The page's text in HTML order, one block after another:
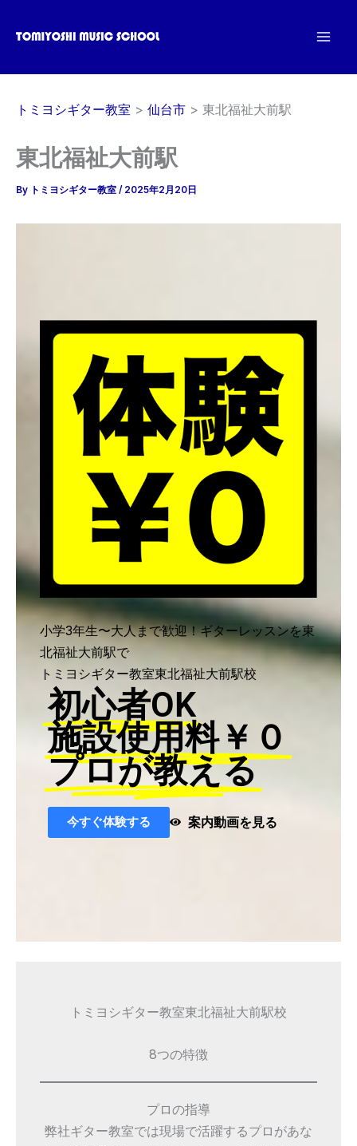
ス
トミヨシギター教室 仙台市 東北福祉大前駅
東北福祉大前駅
By トミヨシギター教室 / 2025年2月20日
小学3年生〜大人まで歓迎！ギターレッスンを東
北福祉大前駅で
トミヨシギター教室東北福祉大前駅校
初心者OK
施設使用料￥０
プロが教える
今すぐ体験する 案内動画を見る
トミヨシギター教室東北福祉大前駅校
8つの特徴
プロの指導
弊社ギター教室では現場で活躍するプロがあな